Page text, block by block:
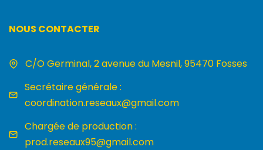
NOUS CONTACTER
C/O Germinal, 2 avenue du Mesnil, 95470 Fosses
Secrétaire générale :
coordination.reseaux@gmail.com
Chargée de production :
prod.reseaux95@gmail.com